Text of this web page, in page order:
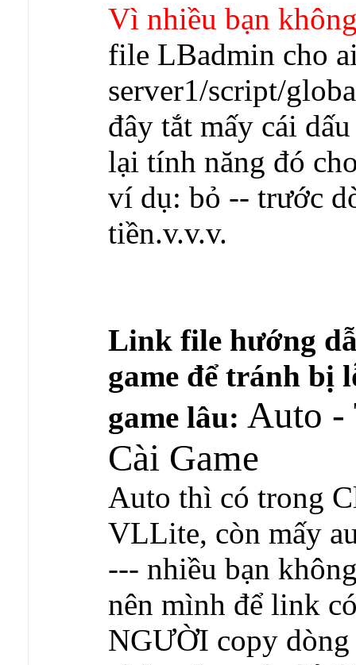
Vì nhiều bạn
file LBadmin cho
server1/script/
đây tắt mấy cái
lại tính năng đó
ví dụ: bỏ -- trước
tiền.v.v.v.
Link file hướng
game để tránh bị
game lâu: Auto -
Cài Game
Auto thì có trong
VLLite, còn mấy
--- nhiều bạn
nên mình để link
NGƯỜI copy